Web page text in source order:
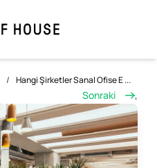
/ Hangi Şirketler Sanal Ofise E ...
Sonraki ,